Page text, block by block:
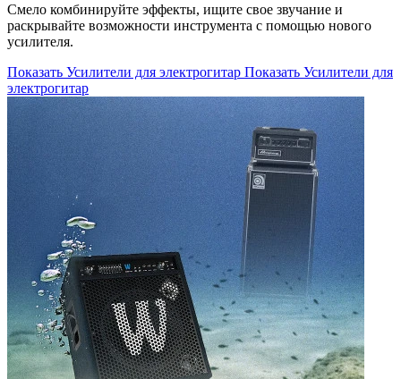
Смело комбинируйте эффекты, ищите свое звучание и
раскрывайте возможности инструмента с помощью нового
усилителя.
Показать Усилители для электрогитар Показать Усилители для
электрогитар